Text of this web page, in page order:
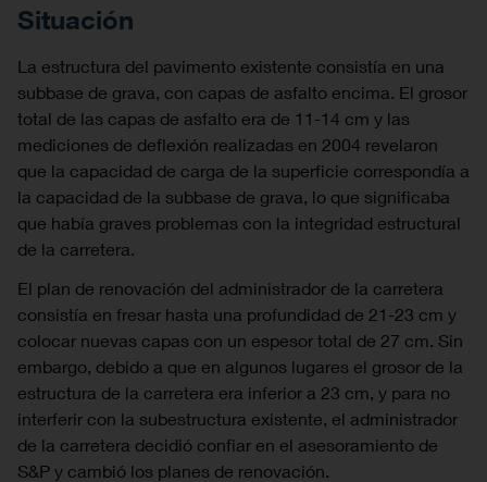
Situación
La estructura del pavimento existente consistía en una
subbase de grava, con capas de asfalto encima. El grosor
total de las capas de asfalto era de 11-14 cm y las
mediciones de deflexión realizadas en 2004 revelaron
que la capacidad de carga de la superficie correspondía a
la capacidad de la subbase de grava, lo que significaba
que había graves problemas con la integridad estructural
de la carretera.
El plan de renovación del administrador de la carretera
consistía en fresar hasta una profundidad de 21-23 cm y
colocar nuevas capas con un espesor total de 27 cm. Sin
embargo, debido a que en algunos lugares el grosor de la
estructura de la carretera era inferior a 23 cm, y para no
interferir con la subestructura existente, el administrador
de la carretera decidió confiar en el asesoramiento de
S&P y cambió los planes de renovación.